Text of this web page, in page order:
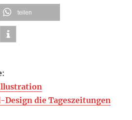
teilen
:
die Tageszeitungen